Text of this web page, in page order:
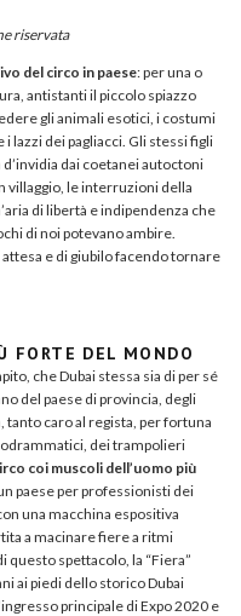
riservata
del circo in paese: per una o
antistanti il piccolo spiazzo
gli animali esotici, i costumi
lazzi dei pagliacci. Gli stessi figli
dai coetanei autoctoni
villaggio, le interruzioni della
di libertà e indipendenza che
di noi potevano ambire.
e di giubilo facendo tornare
FORTE DEL MONDO
che Dubai stessa sia di per sé
del paese di provincia, degli
caro al regista, per fortuna
dei trampolieri
coi muscoli dell’uomo più
un paese per professionisti dei
una macchina espositiva
a macinare fiere a ritmi
questo spettacolo, la “Fiera”
ai piedi dello storico Dubai
principale di Expo 2020 e